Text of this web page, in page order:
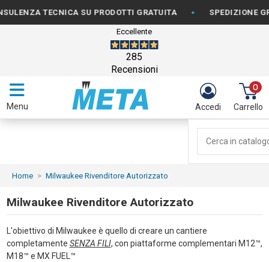
TECNICA SU PRODOTTI GRATUITA SPEDIZIONE
Eccellente
285
Recensioni
Menu Accedi
0
Carrello
Home Milwaukee Rivenditore Autorizzato
Milwaukee Rivenditore Autorizzato
L'obiettivo di Milwaukee è quello di creare un cantiere
completamente SENZA FILI, con piattaforme complementari M12™,
M18™ e MX FUEL™